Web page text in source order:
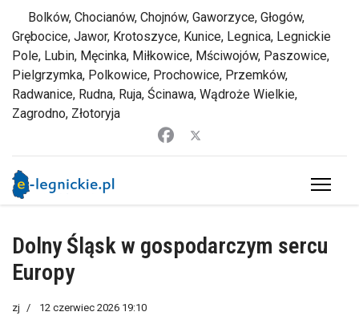
Bolków, Chocianów, Chojnów, Gaworzyce, Głogów,
Grębocice, Jawor, Krotoszyce, Kunice, Legnica, Legnickie
Pole, Lubin, Męcinka, Miłkowice, Mściwojów, Paszowice,
Pielgrzymka, Polkowice, Prochowice, Przemków,
Radwanice, Rudna, Ruja, Ścinawa, Wądroże Wielkie,
Zagrodno, Złotoryja
Dolny Śląsk w gospodarczym sercu
Europy
zj 12 czerwiec 2026 19:10